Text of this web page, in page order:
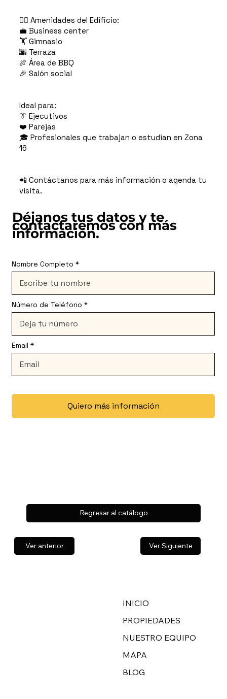
Ver anterior
Regresar al catálogo
Ver Siguiente
Déjanos tus datos y te
contactaremos con más
información.
Nombre Completo
Número de Teléfono
Email
Quiero más información
🏊‍♂️ Amenidades del Edificio:
💼 Business center
🏋️ Gimnasio
🌆 Terraza
🍖 Área de BBQ
🎉 Salón social
Ideal para:
👔 Ejecutivos
❤️ Parejas
🎓 Profesionales que trabajan o estudian en Zona
16
📲 Contáctanos para más información o agenda tu
visita.
INICIO
PROPIEDADES
NUESTRO EQUIPO
MAPA
BLOG